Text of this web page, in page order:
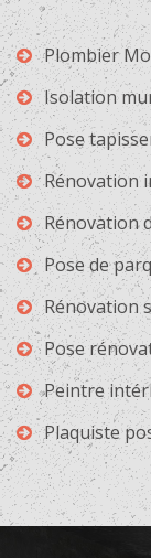
Plombier
Isolation
Pose
Rénovation
Rénovation
Pose de
Rénovation
Pose
Peintre
Plaquiste